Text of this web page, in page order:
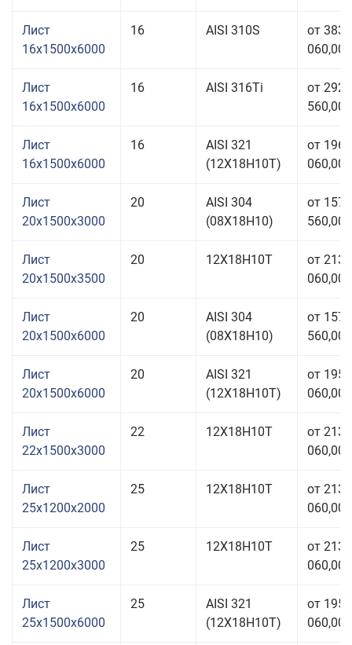
Лист
16x1500x6000
16 AISI 310S
от 383
060,00
Лист
16x1500x6000
16 AISI 316Ti
от 292
560,00
Лист
16x1500x6000
16
AISI 321
(12Х18Н10Т)
от 196
060,00
Лист
20x1500x3000
20
AISI 304
(08Х18Н10)
от 157
560,00
Лист
20x1500x3500
20 12Х18Н10Т
от 213
060,00
Лист
20x1500x6000
20
AISI 304
(08Х18Н10)
от 157
560,00
Лист
20x1500x6000
20
AISI 321
(12Х18Н10Т)
от 195
060,00
Лист
22x1500x3000
22 12Х18Н10Т
от 213
060,00
Лист
25x1200x2000
25 12Х18Н10Т
от 213
060,00
Лист
25x1200x3000
25 12Х18Н10Т
от 213
060,00
Лист
25x1500x6000
25
AISI 321
(12Х18Н10Т)
от 195
060,00